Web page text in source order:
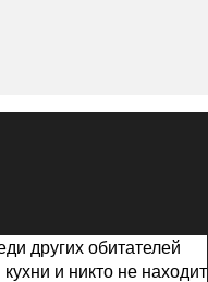
других обитателей
и никто не находит